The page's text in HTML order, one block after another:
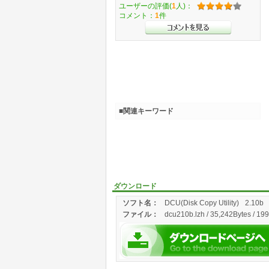
ダウンロード
ソフト名：
DCU(Disk Copy Utility) 2.10b
ファイル： dcu210b.lzh / 35,242Bytes /
ユーザーの評価(1 人)：
コメント： 1件
■関連キーワード